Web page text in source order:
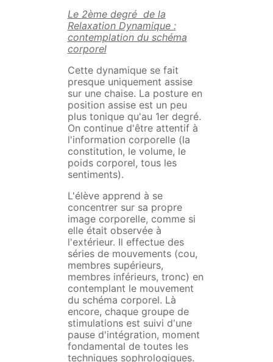
Le 2ème degré de la
Relaxation Dynamique :
contemplation du schéma
corporel
Cette dynamique se fait
presque uniquement assise
sur une chaise. La posture en
position assise est un peu
plus tonique qu'au 1er degré.
On continue d'être attentif à
l'information corporelle (la
constitution, le volume, le
poids corporel, tous les
sentiments).
L'élève apprend à se
concentrer sur sa propre
image corporelle, comme si
elle était observée à
l'extérieur. Il effectue des
séries de mouvements (cou,
membres supérieurs,
membres inférieurs, tronc) en
contemplant le mouvement
du schéma corporel. Là
encore, chaque groupe de
stimulations est suivi d'une
pause d'intégration, moment
fondamental de toutes les
techniques sophrologiques.